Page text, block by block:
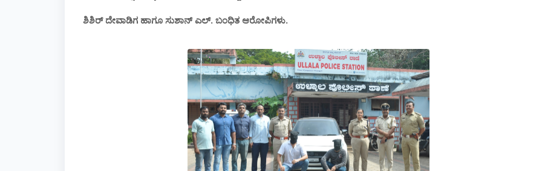
ಶಿಶಿರ್ ದೇವಾಡಿಗ ಹಾಗೂ ಸುಶಾನ್ ಎಲ್. ಬಂಧಿತ ಆರೋಪಿಗಳು.